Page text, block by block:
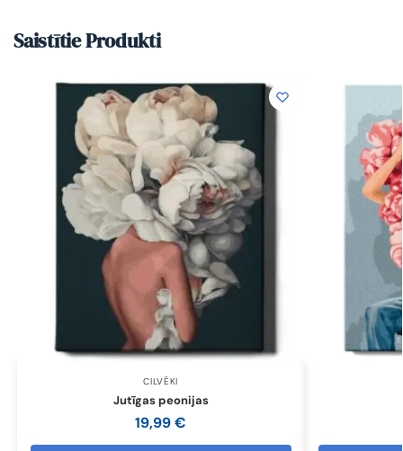
Saistītie Produkti
CILVĒKI
Jutīgas peonijas
19,99€